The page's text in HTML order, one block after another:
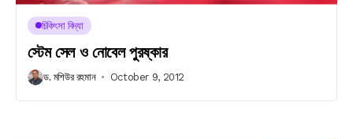
চিকিৎসা বিদ্যা
স্টেম সেল ও নোবেল পুরষ্কার
ড. মশিউর রহমান October 9, 2012